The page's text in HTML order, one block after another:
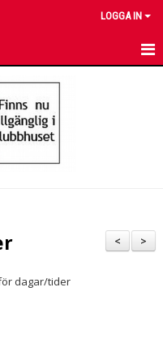
LOGGA IN
>
<
dagar/tider